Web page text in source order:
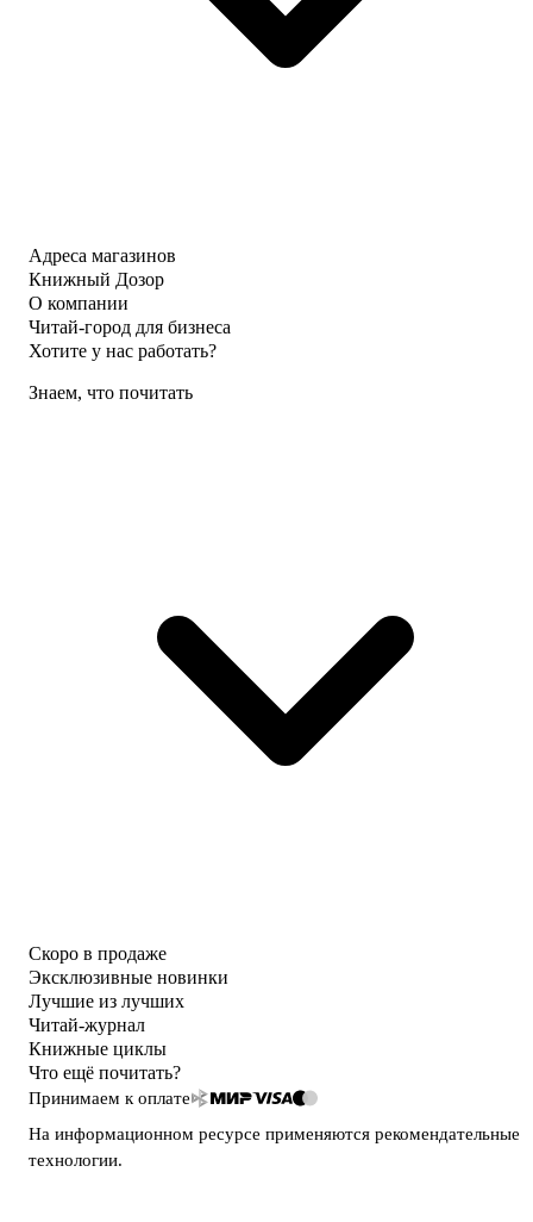
Адреса магазинов
Книжный Дозор
О компании
Читай-город для бизнеса
Хотите у нас работать?
Знаем, что почитать
Скоро в продаже
Эксклюзивные новинки
Лучшие из лучших
Читай-журнал
Книжные циклы
Что ещё почитать?
Принимаем к оплате
На информационном ресурсе применяются рекомендательные
технологии.